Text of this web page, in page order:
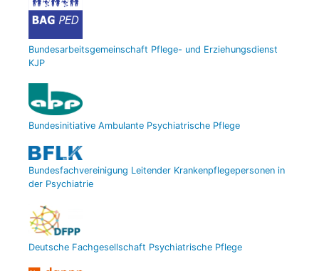
Bundesarbeitsgemeinschaft Pflege- und Erziehungsdienst
KJP
Bundesinitiative Ambulante Psychiatrische Pflege
Bundesfachvereinigung Leitender Krankenpflegepersonen in
der Psychiatrie
Deutsche Fachgesellschaft Psychiatrische Pflege